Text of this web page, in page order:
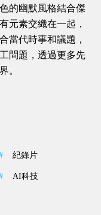
的幽默風格結合傑
元素交織在一起，
當代時事和議題，
問題，透過更多先
。
紀錄片
AI科技